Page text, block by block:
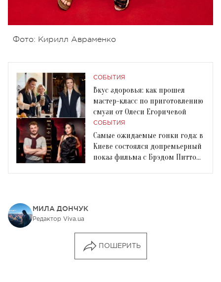
Фото: Кирилл Авраменко
СОБЫТИЯ
Вкус здоровья: как прошел
мастер-класс по приготовлению
смузи от Олеси Егоричевой
СОБЫТИЯ
Самые ожидаемые гонки года: в
Киеве состоялся допремьерный
показ фильма с Брэдом Питтом
МИЛА ДОНЧУК
Редактор Viva.ua
ПОШЕРИТЬ